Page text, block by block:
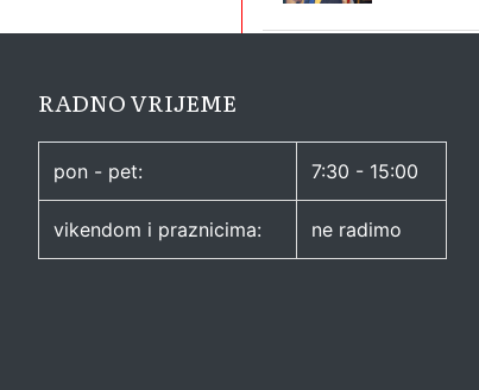
RADNO VRIJEME
pon - pet: 7:30 - 15:00
vikendom i praznicima: ne radimo